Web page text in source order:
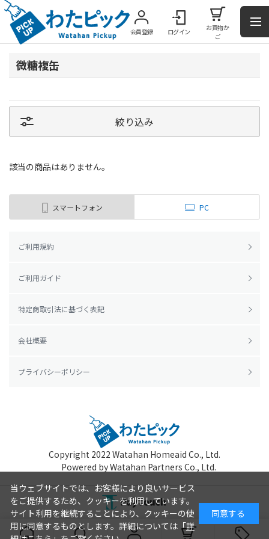
会員登録 ログイン
お買物か
ご
微糖複缶
絞り込み
該当の商品はありません。
スマートフォン PC
ご利用規約
ご利用ガイド
特定商取引法に基づく表記
会社概要
プライバシーポリシー
Copyright 2022 Watahan Homeaid Co., Ltd.
Powered by Watahan Partners Co., Ltd.
当ウェブサイトでは、お客様により良いサービス
をご提供するため、クッキーを利用しています。
サイト利用を継続することにより、クッキーの使
用に同意するものとします。詳細については「詳
同意する